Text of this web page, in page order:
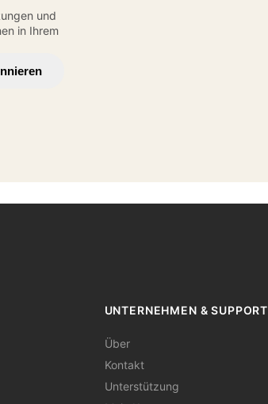
und
in Ihrem
UNTERNEHMEN & SUPPORT
Über
Kontakt
Unterstützung